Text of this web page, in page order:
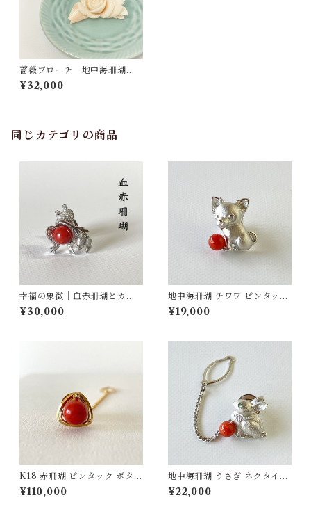
薔薇ブローチ 地中海珊瑚
（さんご） fb-06
¥32,000
同じカテゴリの商品
幸福の象徴｜血赤珊瑚とカエ
ルのピンタックブローチ SV
¥30,000
地中海珊瑚 チワワ ピンタック
ブローチ SV fb-28
¥19,000
K18 赤珊瑚 ピンタック ボタン
チェーン付 fb-42
¥110,000
地中海珊瑚 うさぎ ネクタイピ
ン SV fb-31
¥22,000